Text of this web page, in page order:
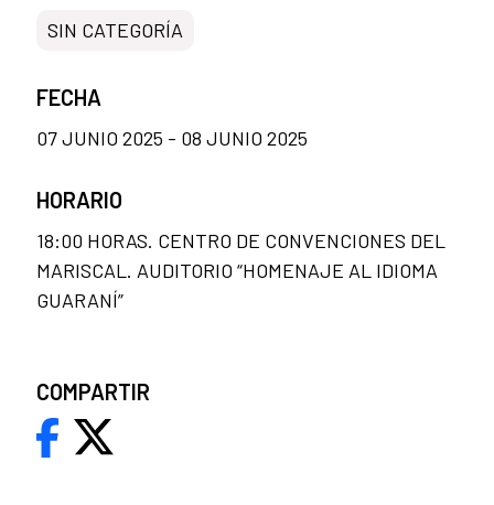
SIN CATEGORÍA
FECHA
07 JUNIO 2025 - 08 JUNIO 2025
HORARIO
18:00 HORAS. CENTRO DE CONVENCIONES DEL
MARISCAL. AUDITORIO “HOMENAJE AL IDIOMA
GUARANÍ”
COMPARTIR